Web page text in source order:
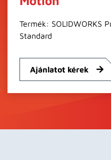
Termék: SOLIDWORKS
Standard
Ajánlatot kérek